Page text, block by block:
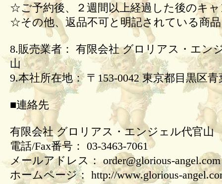
☆ご予約後、２週間以上経過した後のキ
☆その他、返品不可と明記されている商
8.販売業者： 有限会社 グロリアス・エン
山
9.本社所在地： 〒153-0042 東京都目黒区青
■連絡先
有限会社 グロリアス・エンジェル代官山
電話/Fax番号： 03-3463-7061
メールアドレス： order@glorious-angel.com
ホームページ： http://www.glorious-